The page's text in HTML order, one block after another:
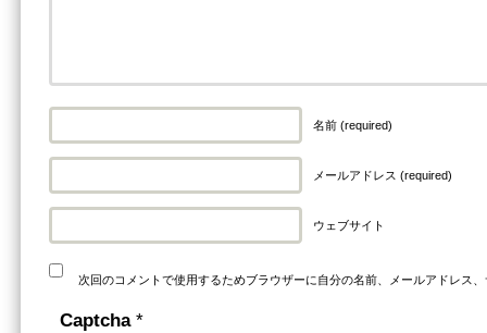
名前 (required)
メールアドレス (required)
ウェブサイト
次回のコメントで使用するためブラウザーに自分の名前、メールアドレス
Captcha *